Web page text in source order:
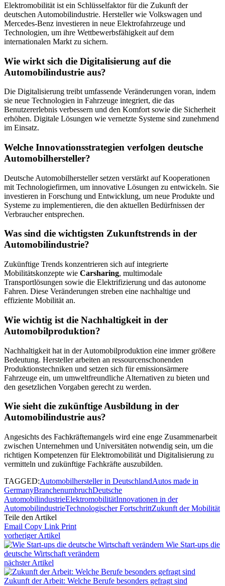
Elektromobilität ist ein Schlüsselfaktor für die Zukunft der
deutschen Automobilindustrie. Hersteller wie Volkswagen und
Mercedes-Benz investieren in neue Elektrofahrzeuge und
Technologien, um ihre Wettbewerbsfähigkeit auf dem
internationalen Markt zu sichern.
Wie wirkt sich die Digitalisierung auf die
Automobilindustrie aus?
Die Digitalisierung treibt umfassende Veränderungen voran, indem
sie neue Technologien in Fahrzeuge integriert, die das
Benutzererlebnis verbessern und den Komfort sowie die Sicherheit
erhöhen. Digitale Lösungen wie vernetzte Systeme sind zunehmend
im Einsatz.
Welche Innovationsstrategien verfolgen deutsche
Automobilhersteller?
Deutsche Automobilhersteller setzen verstärkt auf Kooperationen
mit Technologiefirmen, um innovative Lösungen zu entwickeln. Sie
investieren in Forschung und Entwicklung, um neue Produkte und
Systeme zu implementieren, die den aktuellen Bedürfnissen der
Verbraucher entsprechen.
Was sind die wichtigsten Zukunftstrends in der
Automobilindustrie?
Zukünftige Trends konzentrieren sich auf integrierte
Mobilitätskonzepte wie Carsharing, multimodale
Transportlösungen sowie die Elektrifizierung und das autonome
Fahren. Diese Veränderungen streben eine nachhaltige und
effiziente Mobilität an.
Wie wichtig ist die Nachhaltigkeit in der
Automobilproduktion?
Nachhaltigkeit hat in der Automobilproduktion eine immer größere
Bedeutung. Hersteller arbeiten an ressourcenschonenden
Produktionstechniken und setzen sich für emissionsärmere
Fahrzeuge ein, um umweltfreundliche Alternativen zu bieten und
den gesetzlichen Vorgaben gerecht zu werden.
Wie sieht die zukünftige Ausbildung in der
Automobilindustrie aus?
Angesichts des Fachkräftemangels wird eine enge Zusammenarbeit
zwischen Unternehmen und Universitäten notwendig sein, um die
richtigen Kompetenzen für Elektromobilität und Digitalisierung zu
vermitteln und zukünftige Fachkräfte auszubilden.
TAGGED:Automobilhersteller in DeutschlandAutos made in
GermanyBranchenumbruchDeutsche
AutomobilindustrieElektromobilitätInnovationen in der
AutomobilindustrieTechnologischer FortschrittZukunft der Mobilität
Teile den Artikel
Email Copy Link Print
vorheriger Artikel
Wie Start-ups die
deutsche Wirtschaft verändern
nächster Artikel
Zukunft der Arbeit: Welche Berufe besonders gefragt sind